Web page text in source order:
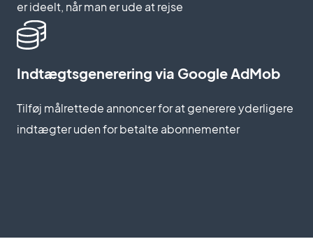
er ideelt, når man er ude at rejse
Indtægtsgenerering via Google AdMob
Tilføj målrettede annoncer for at generere yderligere
indtægter uden for betalte abonnementer